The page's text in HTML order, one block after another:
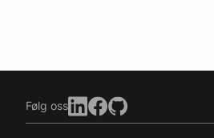
Følg oss